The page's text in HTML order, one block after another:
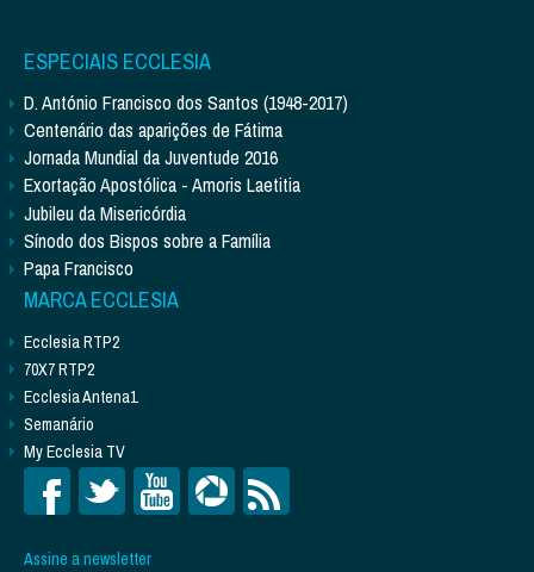
ESPECIAIS ECCLESIA
D. António Francisco dos Santos (1948-2017)
Centenário das aparições de Fátima
Jornada Mundial da Juventude 2016
Exortação Apostólica - Amoris Laetitia
Jubileu da Misericórdia
Sínodo dos Bispos sobre a Família
Papa Francisco
MARCA ECCLESIA
Ecclesia RTP2
70X7 RTP2
Ecclesia Antena1
Semanário
My Ecclesia TV
Assine a newsletter